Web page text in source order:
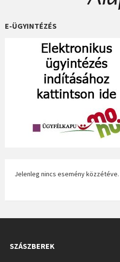
E-ÜGYINTÉZÉS
Jelenleg nincs esemény közzétéve.
SZÁSZBEREK